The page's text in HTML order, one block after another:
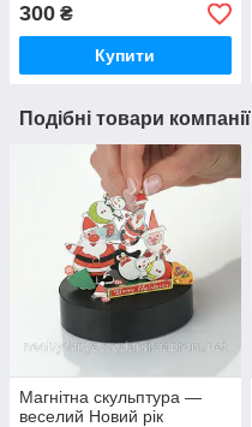
300 ₴
Купити
Подібні товари компанії
Магнітна скульптура —
веселий Новий рік